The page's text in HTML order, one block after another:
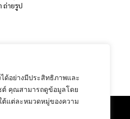
ด้อย่างมีประสิทธิภาพและ
ต์ คุณสามารถดูข้อมูลโดย
ต้แต่ละหมวดหมู่ของความ
ถ่ายรูป